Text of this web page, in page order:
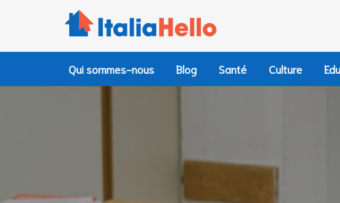
Qui sommes-nous Blog Santé Culture